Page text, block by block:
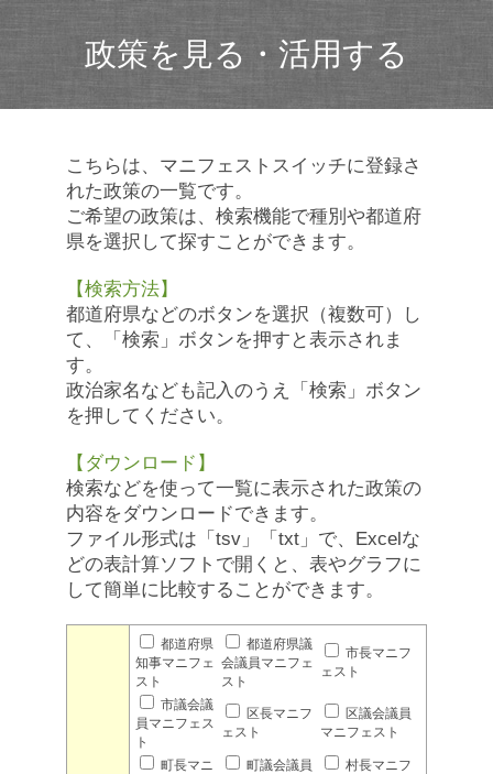
政策を見る・活用する
こちらは、マニフェストスイッチに登録さ
れた政策の一覧です。
ご希望の政策は、検索機能で種別や都道府
県を選択して探すことができます。
【検索方法】
都道府県などのボタンを選択（複数可）し
て、「検索」ボタンを押すと表示されま
す。
政治家名なども記入のうえ「検索」ボタン
を押してください。
【ダウンロード】
検索などを使って一覧に表示された政策の
内容をダウンロードできます。
ファイル形式は「tsv」「txt」で、Excelな
どの表計算ソフトで開くと、表やグラフに
して簡単に比較することができます。
都道府県
知事マニフェ
スト
都道府県議
会議員マニフェ
スト
市長マニフ
ェスト
市議会議
員マニフェス
ト
区長マニフ
ェスト
区議会議員
マニフェスト
町長マニ
町議会議員
村長マニフ